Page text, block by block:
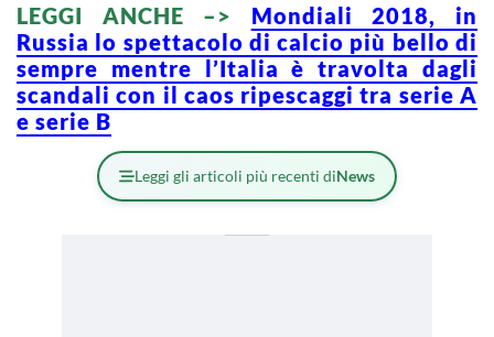
LEGGI ANCHE –>
Mondiali 2018, in
Russia lo spettacolo di calcio più bello di
sempre mentre l’Italia è travolta dagli
scandali con il caos ripescaggi tra serie A
e serie B
Leggi gli articoli più recenti diNews